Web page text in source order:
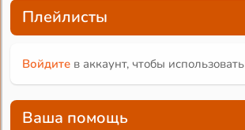
Плейлисты
Войдите в аккаунт, чтобы
Ваша помощь